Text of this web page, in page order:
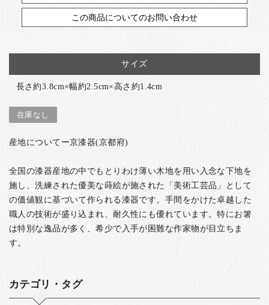
この商品についてのお問い合わせ
サイズ
長さ約3.8cm×幅約2.5cm×高さ約1.4cm
在庫なし
産地についてー京漆器(京都府)
全国の漆器産地の中でもとりわけ薄い木地を用い入念な下地を
施し、洗練された優美な蒔絵が施された「美術工芸品」として
の価値観に基づいて作られる漆器です。手間をかけた卓越した
職人の技術が盛り込まれ、耐久性にも優れています。特にお箸
は特別な逸品が多く、希少で入手が困難な作家物が目立ちま
す。
カテゴリ・タグ